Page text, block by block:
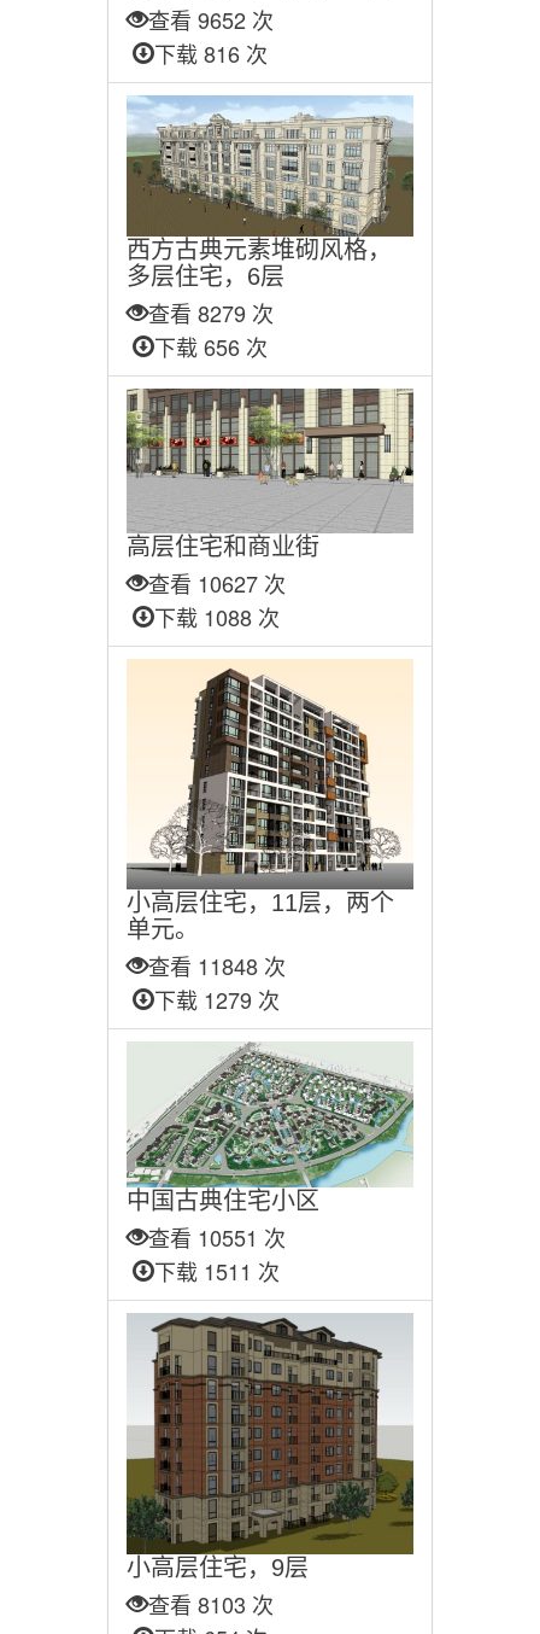
查看 9652 次
下载 816 次
西方古典元素堆砌风格，
多层住宅，6层
查看 8279 次
下载 656 次
高层住宅和商业街
查看 10627 次
下载 1088 次
小高层住宅，11层，两个
单元。
查看 11848 次
下载 1279 次
中国古典住宅小区
查看 10551 次
下载 1511 次
小高层住宅，9层
查看 8103 次